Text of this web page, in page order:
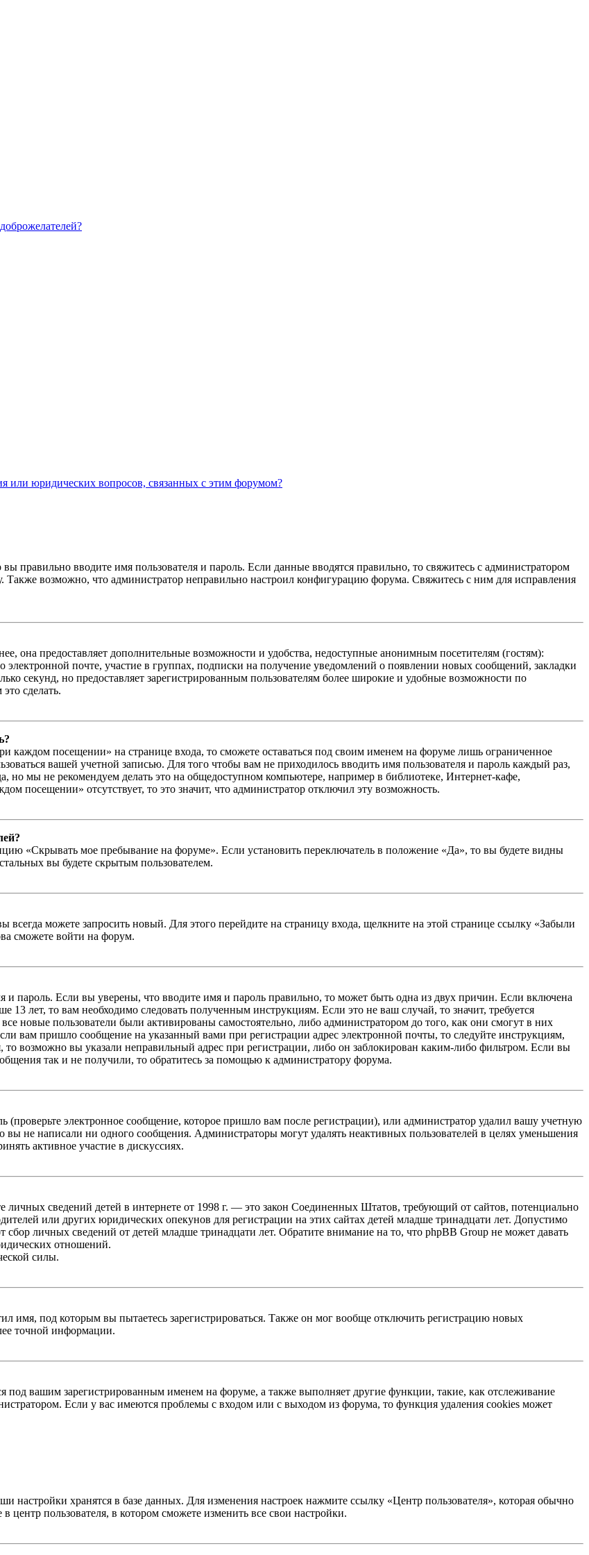
или юридических вопросов, связанных с этим форумом?
правильно вводите имя пользователя и пароль. Если данные вводятся правильно, то свяжитесь с администратором
возможно, что администратор неправильно настроил конфигурацию форума. Свяжитесь с ним для исправления
она предоставляет дополнительные возможности и удобства, недоступные анонимным посетителям (гостям):
почте, участие в группах, подписки на получение уведомлений о появлении новых сообщений, закладки
секунд, но предоставляет зарегистрированным пользователям более широкие и удобные возможности по
сделать.
каждом посещении» на странице входа, то сможете оставаться под своим именем на форуме лишь ограниченное
вашей учетной записью. Для того чтобы вам не приходилось вводить имя пользователя и пароль каждый раз,
но мы не рекомендуем делать это на общедоступном компьютере, например в библиотеке, Интернет-кафе,
посещении» отсутствует, то это значит, что администратор отключил эту возможность.
«Скрывать мое пребывание на форуме». Если установить переключатель в положение «Да», то вы будете видны
вы будете скрытым пользователем.
можете запросить новый. Для этого перейдите на страницу входа, щелкните на этой странице ссылку «Забыли
сможете войти на форум.
и пароль. Если вы уверены, что вводите имя и пароль правильно, то может быть одна из двух причин. Если включена
лет, то вам необходимо следовать полученным инструкциям. Если это не ваш случай, то значит, требуется
новые пользователи были активированы самостоятельно, либо администратором до того, как они смогут в них
вам пришло сообщение на указанный вами при регистрации адрес электронной почты, то следуйте инструкциям,
возможно вы указали неправильный адрес при регистрации, либо он заблокирован каким-либо фильтром. Если вы
так и не получили, то обратитесь за помощью к администратору форума.
электронное сообщение, которое пришло вам после регистрации), или администратор удалил вашу учетную
не написали ни одного сообщения. Администраторы могут удалять неактивных пользователей в целях уменьшения
активное участие в дискуссиях.
личных сведений детей в интернете от 1998 г. — это закон Соединенных Штатов, требующий от сайтов, потенциально
или других юридических опекунов для регистрации на этих сайтах детей младше тринадцати лет. Допустимо
личных сведений от детей младше тринадцати лет. Обратите внимание на то, что phpBB Group не может давать
отношений.
силы.
имя, под которым вы пытаетесь зарегистрироваться. Также он мог вообще отключить регистрацию новых
точной информации.
под вашим зарегистрированным именем на форуме, а также выполняет другие функции, такие, как отслеживание
Если у вас имеются проблемы с входом или с выходом из форума, то функция удаления cookies может
настройки хранятся в базе данных. Для изменения настроек нажмите ссылку «Центр пользователя», которая обычно
центр пользователя, в котором сможете изменить все свои настройки.